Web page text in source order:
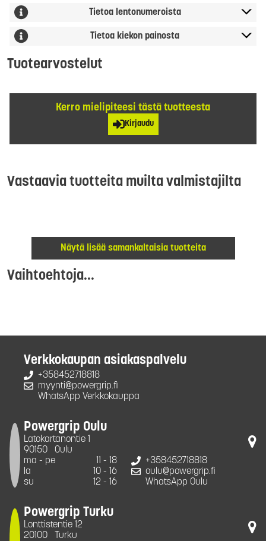
Tietoa lentonumeroista
Tietoa kiekon painosta
Tuotearvostelut
Kerro mielipiteesi tästä tuotteesta
Kirjaudu
Vastaavia tuotteita muilta valmistajilta
Näytä lisää samankaltaisia tuotteita
Vaihtoehtoja...
Verkkokaupan asiakaspalvelu
+358452718818
myynti@powergrip.fi
WhatsApp Verkkokauppa
Powergrip Oulu
Latokartanontie 1
90150
Oulu
ma - pe
11 - 18
la
10 - 16
su
12 - 16
+358452718818
oulu@powergrip.fi
WhatsApp Oulu
Powergrip Turku
Lonttistentie 12
20100
Turku